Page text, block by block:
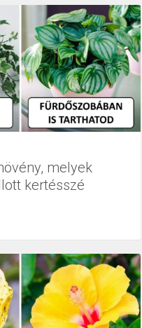
melyek
kertésszé